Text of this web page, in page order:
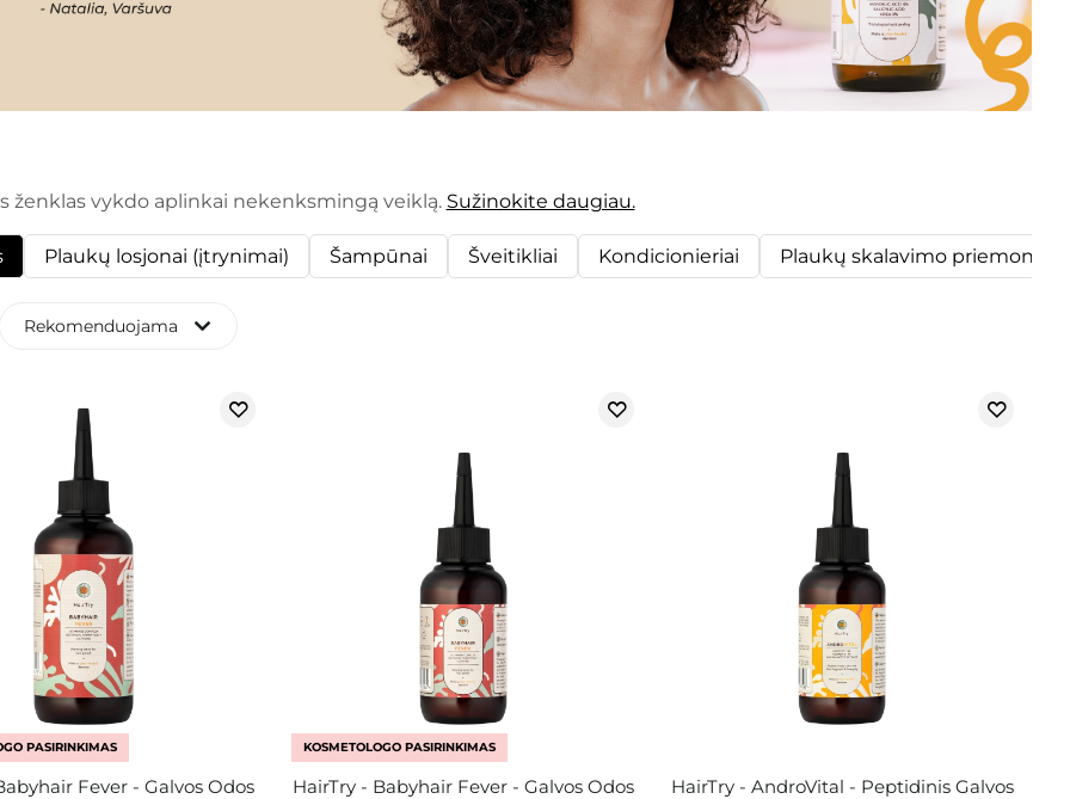
ženklas vykdo aplinkai nekenksmingą veiklą. Sužinokite daugiau.
Plaukų losjonai (įtrynimai) Šampūnai Šveitikliai Kondicionieriai Plaukų skalavimo priemonės
Rekomenduojama
PASIRINKIMAS
Fever - Galvos Odos
KOSMETOLOGO PASIRINKIMAS
HairTry - Babyhair Fever - Galvos Odos
HairTry - AndroVital - Peptidinis Galvos